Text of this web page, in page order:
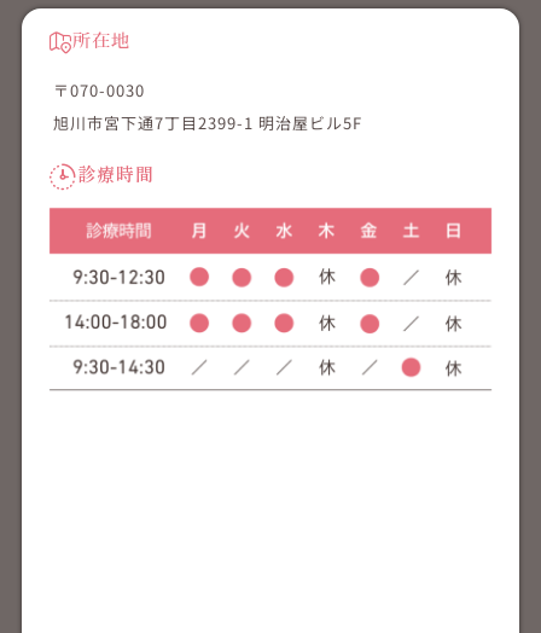
所在地
〒070-0030
旭川市宮下通7丁目2399-1 明治屋ビル5F
診療時間